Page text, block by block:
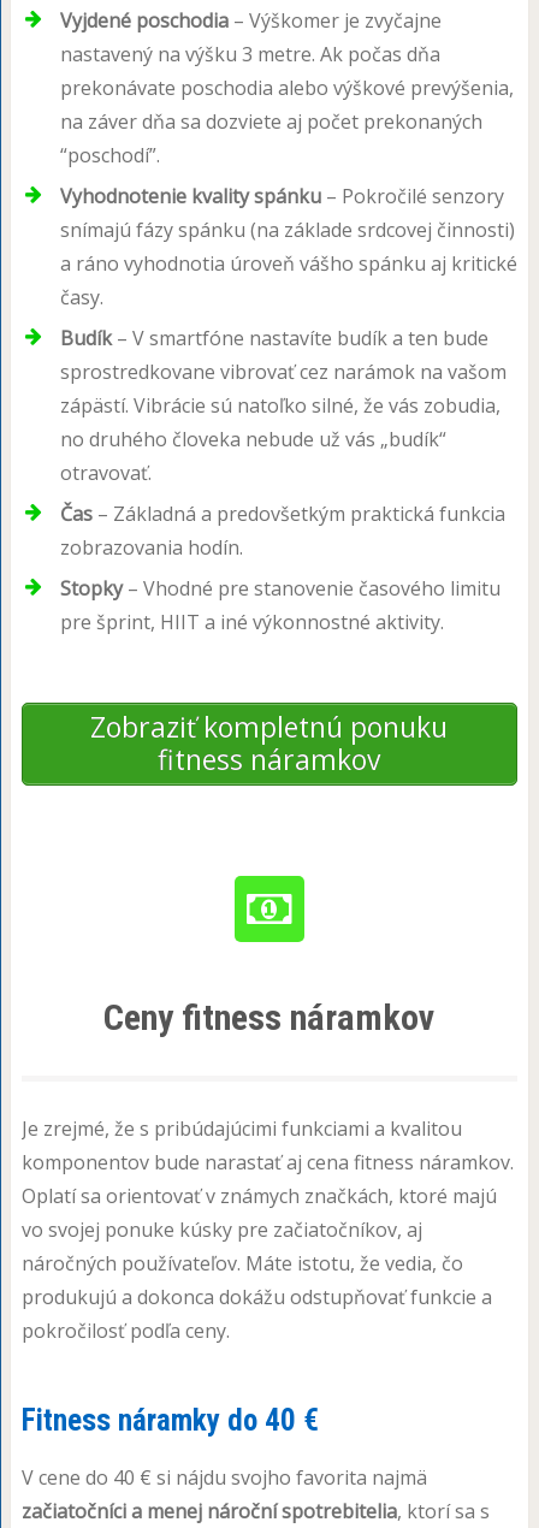
Vyjdené poschodia– Výškomer je zvyčajne
nastavený na výšku 3 metre. Ak počas dňa
prekonávate poschodia alebo výškové prevýšenia,
na záver dňa sa dozviete aj počet prekonaných
“poschodí”.
Vyhodnotenie kvality spánku– Pokročilé senzory
snímajú fázy spánku (na základe srdcovej činnosti)
a ráno vyhodnotia úroveň vášho spánku aj kritické
časy.
Budík– V smartfóne nastavíte budík a ten bude
sprostredkovane vibrovať cez narámok na vašom
zápästí. Vibrácie sú natoľko silné, že vás zobudia,
no druhého človeka nebude už vás „budík“
otravovať.
Čas– Základná a predovšetkým praktická funkcia
zobrazovania hodín.
Stopky– Vhodné pre stanovenie časového limitu
pre šprint, HIIT a iné výkonnostné aktivity.
Zobraziť kompletnú ponuku
fitness náramkov
Ceny fitness náramkov
Je zrejmé, že s pribúdajúcimi funkciami a kvalitou
komponentov bude narastať aj cena fitness náramkov.
Oplatí sa orientovať v známych značkách, ktoré majú
vo svojej ponuke kúsky pre začiatočníkov, aj
náročných používateľov. Máte istotu, že vedia, čo
produkujú a dokonca dokážu odstupňovať funkcie a
pokročilosť podľa ceny.
Fitness náramky do 40 €
V cene do 40 € si nájdu svojho favorita najmä
začiatočníci a menej nároční spotrebitelia, ktorí sa s